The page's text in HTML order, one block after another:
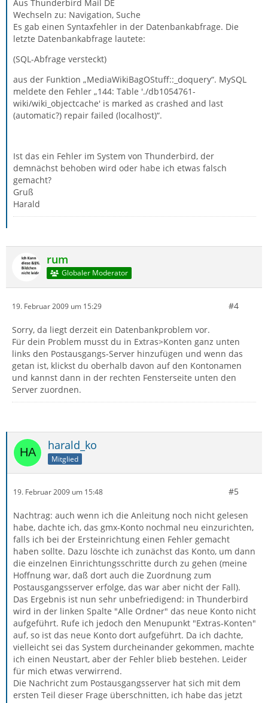
Aus Thunderbird Mail DE
Wechseln zu: Navigation, Suche
Es gab einen Syntaxfehler in der Datenbankabfrage. Die
letzte Datenbankabfrage lautete:
(SQL-Abfrage versteckt)
aus der Funktion „MediaWikiBagOStuff::_doquery“. MySQL
meldete den Fehler „144: Table './db1054761-
wiki/wiki_objectcache' is marked as crashed and last
(automatic?) repair failed (localhost)“.
Ist das ein Fehler im System von Thunderbird, der
demnächst behoben wird oder habe ich etwas falsch
gemacht?
Gruß
Harald
rum
Globaler Moderator
19. Februar 2009 um 15:29 #4
Sorry, da liegt derzeit ein Datenbankproblem vor.
Für dein Problem musst du in Extras>Konten ganz unten
links den Postausgangs-Server hinzufügen und wenn das
getan ist, klickst du oberhalb davon auf den Kontonamen
und kannst dann in der rechten Fensterseite unten den
Server zuordnen.
harald_ko
Mitglied
19. Februar 2009 um 15:48 #5
Nachtrag: auch wenn ich die Anleitung noch nicht gelesen
habe, dachte ich, das gmx-Konto nochmal neu einzurichten,
falls ich bei der Ersteinrichtung einen Fehler gemacht
haben sollte. Dazu löschte ich zunächst das Konto, um dann
die einzelnen Einrichtungsschritte durch zu gehen (meine
Hoffnung war, daß dort auch die Zuordnung zum
Postausgangsserver erfolge, das war aber nicht der Fall).
Das Ergebnis ist nun sehr unbefriedigend: in Thunderbird
wird in der linken Spalte "Alle Ordner" das neue Konto nicht
aufgeführt. Rufe ich jedoch den Menupunkt "Extras-Konten"
auf, so ist das neue Konto dort aufgeführt. Da ich dachte,
vielleicht sei das System durcheinander gekommen, machte
ich einen Neustart, aber der Fehler blieb bestehen. Leider
für mich etwas verwirrend.
Die Nachricht zum Postausgangsserver hat sich mit dem
ersten Teil dieser Frage überschnitten, ich habe das jetzt